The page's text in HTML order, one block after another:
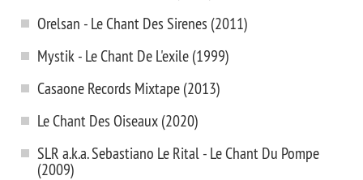
Orelsan - Le Chant Des Sirenes (2011)
Mystik - Le Chant De L'exile (1999)
Casaone Records Mixtape (2013)
Le Chant Des Oiseaux (2020)
SLR a.k.a. Sebastiano Le Rital - Le Chant Du Pompe
(2009)